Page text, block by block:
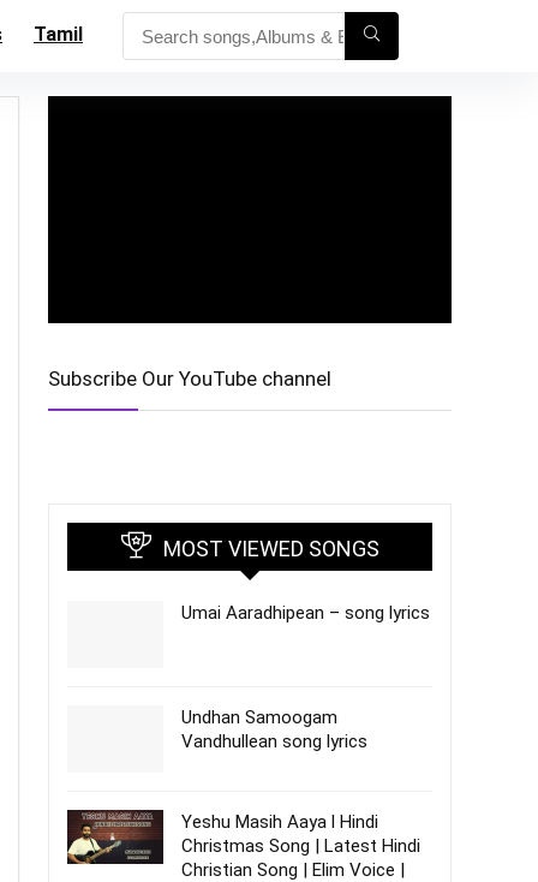
Tamil
Subscribe Our YouTube channel
MOST VIEWED SONGS
Umai Aaradhipean – song lyrics
Undhan Samoogam
Vandhullean song lyrics
Yeshu Masih Aaya l Hindi
Christmas Song | Latest Hindi
Christian Song | Elim Voice |